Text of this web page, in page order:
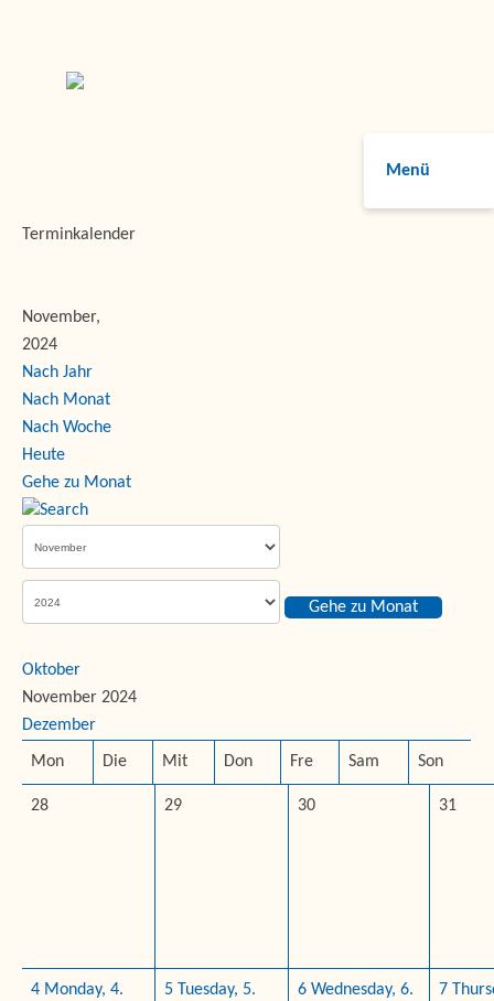
Menü
Terminkalender
November,
2024
Nach Jahr
Nach Monat
Nach Woche
Heute
Gehe zu Monat
Gehe zu Monat
Oktober
November 2024
Dezember
Mon Die Mit Don Fre Sam Son
28 29 30 31
4 Monday, 4.
5 Tuesday, 5.
6 Wednesday, 6.
7